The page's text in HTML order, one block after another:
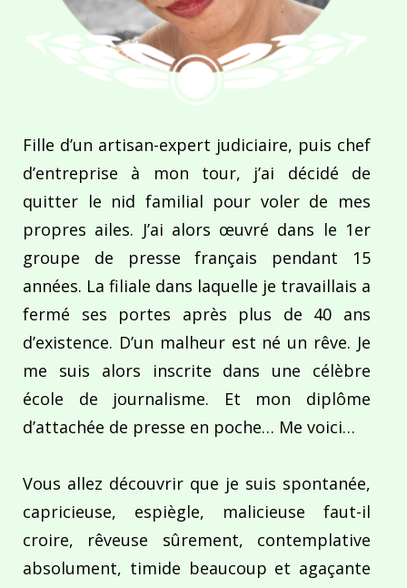
Fille d’un artisan-expert judiciaire, puis chef
d’entreprise à mon tour, j’ai décidé de
quitter le nid familial pour voler de mes
propres ailes. J’ai alors œuvré dans le 1er
groupe de presse français pendant 15
années. La filiale dans laquelle je travaillais a
fermé ses portes après plus de 40 ans
d’existence. D’un malheur est né un rêve. Je
me suis alors inscrite dans une célèbre
école de journalisme. Et mon diplôme
d’attachée de presse en poche… Me voici…
Vous allez découvrir que je suis spontanée,
capricieuse, espiègle, malicieuse faut-il
croire, rêveuse sûrement, contemplative
absolument, timide beaucoup et agaçante